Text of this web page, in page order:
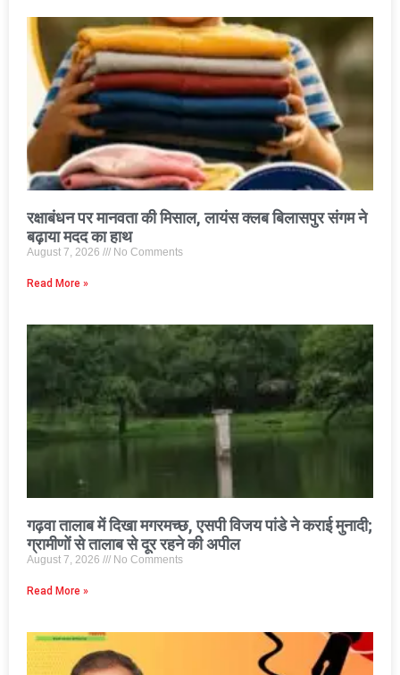
रक्षाबंधन पर मानवता की मिसाल, लायंस क्लब बिलासपुर संगम ने
बढ़ाया मदद का हाथ
August 7, 2026 No Comments
Read More »
गढ़वा तालाब में दिखा मगरमच्छ, एसपी विजय पांडे ने कराई मुनादी;
ग्रामीणों से तालाब से दूर रहने की अपील
August 7, 2026 No Comments
Read More »